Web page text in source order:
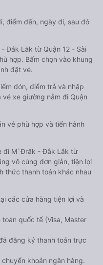
điểm đến, ngày đi, sau đó
Đắk Lắk từ Quận 12 - Sài
hợp. Bấm chọn vào khung
đặt vé.
đón, điểm trả và nhập
xe giường nằm đi Quận
vé phù hợp và tiến hành
đi M`Đrăk - Đắk Lắk từ
vô cùng đơn giản, tiện lợi
thức thanh toán khác nhau
các cửa hàng tiện lợi và
quốc tế (Visa, Master
đăng ký thanh toán trực
khoản ngân hàng.